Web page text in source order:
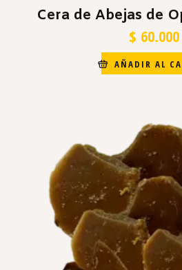
Cera de Abejas de
$ 60.000
AÑADIR AL